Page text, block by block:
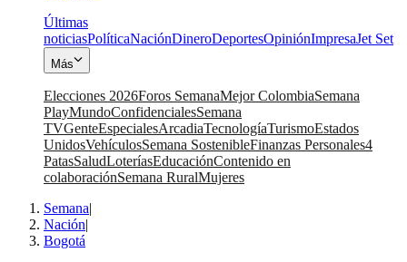
Últimas
noticiasPolíticaNaciónDineroDeportesOpiniónImpresaJet Set
Más
Elecciones 2026Foros SemanaMejor ColombiaSemana
PlayMundoConfidencialesSemana
TVGenteEspecialesArcadiaTecnologíaTurismoEstados
UnidosVehículosSemana SostenibleFinanzas Personales4
PatasSaludLoteríasEducaciónContenido en
colaboraciónSemana RuralMujeres
Semana|
Nación|
Bogotá